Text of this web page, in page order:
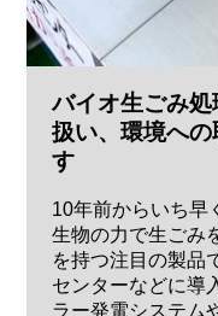
バイオ生ごみ
扱い、環境へ
す
10年前からいち早
生物の力で生ごみ
を持つ注目の製品
センターなどに導
ラー発電システム